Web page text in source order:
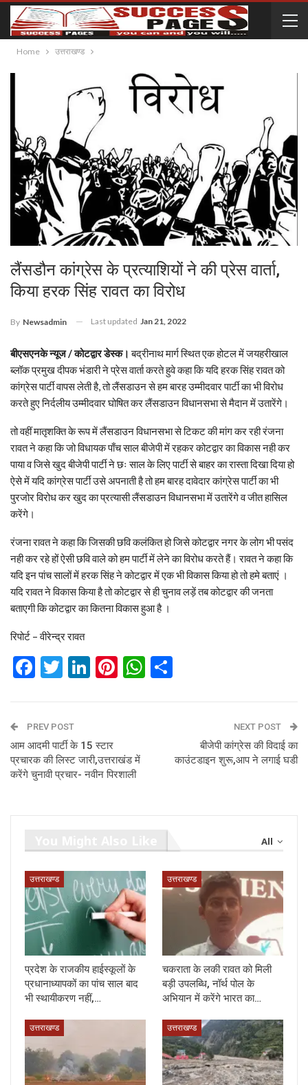
Home उत्तराखण्ड
लैंसडौन कांग्रेस के प्रत्याशियों ने की प्रेस वार्ता,
किया हरक सिंह रावत का विरोध
By Newsadmin Last updated Jan 21, 2022
बीएसएनके न्यूज / कोटद्वार डेस्क। बद्रीनाथ मार्ग स्थित एक होटल में जयहरीखाल
ब्लॉक प्रमुख दीपक भंडारी ने प्रेस वार्ता करते हुवे कहा कि यदि हरक सिंह रावत को
कांग्रेस पार्टी वापस लेती है, तो लैंसडाउन से हम बारह उम्मीदवार पार्टी का भी विरोध
करते हुए निर्दलीय उम्मीदवार घोषित कर लैंसडाउन विधानसभा से मैदान में उतारेंगे।
तो वहीं मातृशक्ति के रूप में लैंसडाउन विधानसभा से टिकट की मांग कर रही रंजना
रावत ने कहा कि जो विधायक पाँच साल बीजेपी में रहकर कोटद्वार का विकास नही कर
पाया व जिसे खुद बीजेपी पार्टी ने छः साल के लिए पार्टी से बाहर का रास्ता दिखा दिया हो
ऐसे में यदि कांग्रेस पार्टी उसे अपनाती है तो हम बारह दावेदार कांग्रेस पार्टी का भी
पुरजोर विरोध कर खुद का प्रत्यासी लैंसडाउन विधानसभा में उतारेंगे व जीत हासिल
करेंगे।
रंजना रावत ने कहा कि जिसकी छवि कलंकित हो जिसे कोटद्वार नगर के लोग भी पसंद
नही कर रहे हों ऐसी छवि वाले को हम पार्टी में लेने का विरोध करते हैं। रावत ने कहा कि
यदि इन पांच सालों में हरक सिंह ने कोटद्वार में एक भी विकास किया हो तो हमे बताएं ।
यदि रावत ने विकास किया है तो कोटद्वार से ही चुनाव लड़ें तब कोटद्वार की जनता
बताएगी कि कोटद्वार का कितना विकास हुआ है ।
रिपोर्ट – वीरेन्द्र रावत
Facebook
Twitter
LinkedIn
Pinterest
WhatsApp
PREV POST
आम आदमी पार्टी के 15 स्टार
प्रचारक की लिस्ट जारी,उत्तराखंड में
करेंगे चुनावी प्रचार- नवीन पिरशाली
NEXT POST
बीजेपी कांग्रेस की विदाई का
काउंटडाइन शुरू,आप ने लगाई घडी
All
उत्तराखण्ड
प्रदेश के राजकीय हाईस्कूलों के
प्रधानाध्यापकों का पांच साल बाद
भी स्थायीकरण नहीं,…
उत्तराखण्ड
चकराता के लकी रावत को मिली
बड़ी उपलब्धि, नॉर्थ पोल के
अभियान में करेंगे भारत का…
उत्तराखण्ड उत्तराखण्ड